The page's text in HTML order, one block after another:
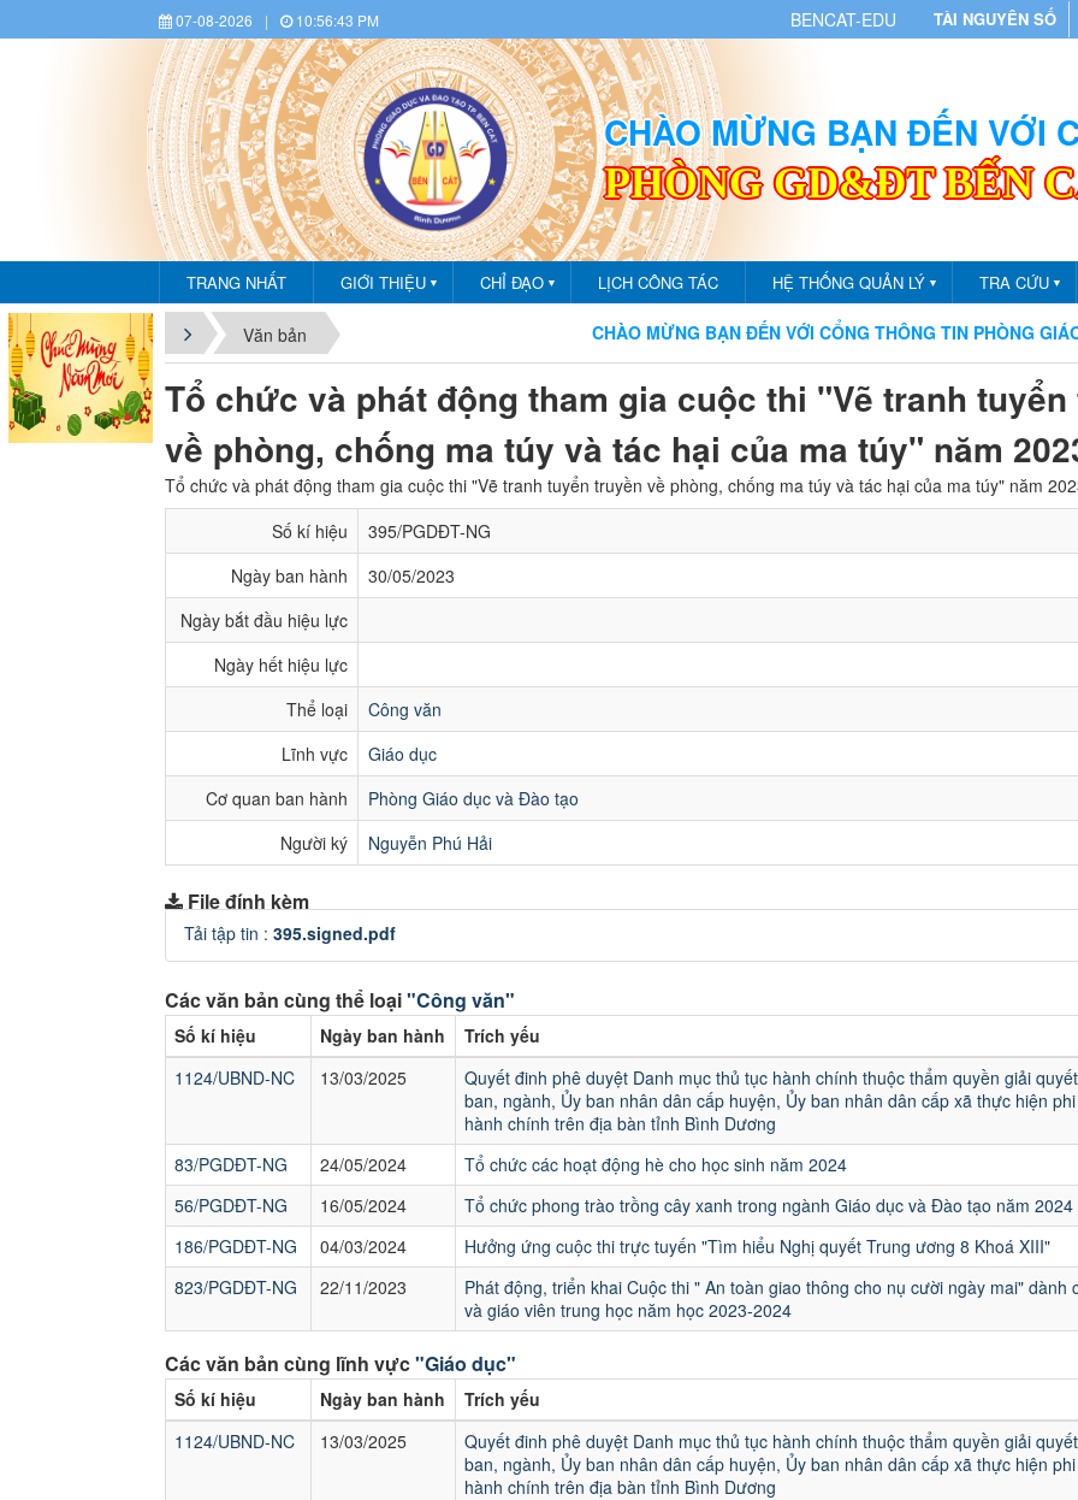
07-08-2026 | 10:56:44 PM BENCAT-EDU TÀI NGUYÊN SỐ
CHÀO MỪNG BẠN ĐẾN VỚI
PHÒNG GD&ĐT BẾN
TRANG NHẤT GIỚI THIỆU ▼ CHỈ ĐẠO ▼ LỊCH CÔNG TÁC HỆ THỐNG QUẢN LÝ ▼ TRA CỨU ▼
Văn bản CHÀO MỪNG BẠN ĐẾN VỚI CỔNG THÔNG TIN PHÒNG GIÁO DỤC
Tổ chức và phát động tham gia cuộc thi "Vẽ tranh
về phòng, chống ma túy và tác hại của ma túy" năm
Tổ chức và phát động tham gia cuộc thi "Vẽ tranh tuyển truyền về phòng, chống ma túy và tác hại của ma túy" năm
Số kí hiệu
395/PGDĐT-NG
Ngày ban hành
30/05/2023
Ngày bắt đầu hiệu lực
Ngày hết hiệu lực
Thể loại
Công văn
Lĩnh vực
Giáo dục
Cơ quan ban hành
Phòng Giáo dục và Đào tạo
Người ký
Nguyễn Phú Hải
File đính kèm
Tải tập tin : 395.signed.pdf
Các văn bản cùng thể loại"Công văn"
Số kí hiệu Ngày ban hành
Trích yếu
1124/UBND-NC
13/03/2025
Quyết đinh phê duyệt Danh mục thủ tục hành chính thuộc thẩm quyền giải
ban, ngành, Ủy ban nhân dân cấp huyện, Ủy ban nhân dân cấp xã thực hiện
hành chính trên địa bàn tỉnh Bình Dương
83/PGDĐT-NG
24/05/2024
Tổ chức các hoạt động hè cho học sinh năm 2024
56/PGDĐT-NG
16/05/2024
Tổ chức phong trào trồng cây xanh trong ngành Giáo dục và Đào tạo năm 2024
186/PGDĐT-NG
04/03/2024
Hưởng ứng cuộc thi trực tuyến "Tìm hiểu Nghị quyết Trung ương 8 Khoá XIII"
823/PGDĐT-NG
22/11/2023
Phát động, triển khai Cuộc thi " An toàn giao thông cho nụ cười ngày mai" dành
và giáo viên trung học năm học 2023-2024
Các văn bản cùng lĩnh vực"Giáo dục"
Số kí hiệu Ngày ban hành
Trích yếu
1124/UBND-NC
13/03/2025
Quyết đinh phê duyệt Danh mục thủ tục hành chính thuộc thẩm quyền giải
ban, ngành, Ủy ban nhân dân cấp huyện, Ủy ban nhân dân cấp xã thực hiện
hành chính trên địa bàn tỉnh Bình Dương